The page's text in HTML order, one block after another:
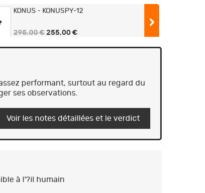
KONUS - KONUSPY-12
295,00 € 255,00 €
Appareil de vision nocturne monoculaire
319,00 €
performant, surtout au regard du
ses observations.
Voir les notes détaillées et le verdict
à l'?il humain